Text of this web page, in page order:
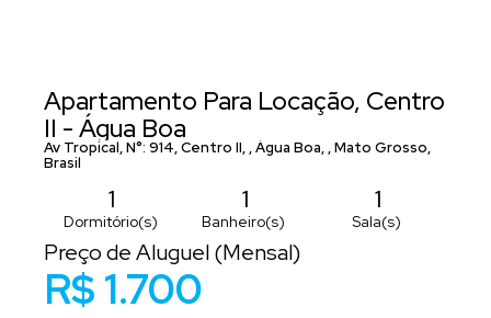
Apartamento Para Locação, Centro
II - Água Boa
Av Tropical,N°: 914,Centro II ,Água Boa ,Mato Grosso,
Brasil
1
Dormitório(s)
1
Banheiro(s)
1
Sala(s)
1
Suíte(s)
1
R$ 1.700
Preço de Aluguel (Mensal)